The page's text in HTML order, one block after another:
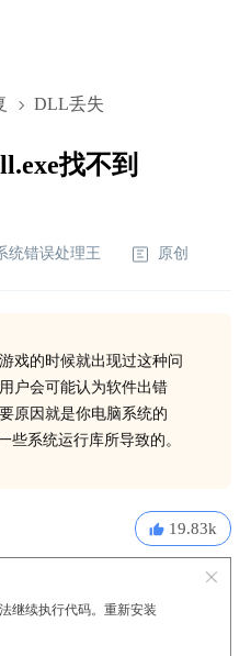
DLL丢失
找不到
统错误处理王 原创
戏的时候就出现过这种问
户会可能认为软件出错
原因就是你电脑系统的
些系统运行库所导致的。
19.83k
继续执行代码。重新安装